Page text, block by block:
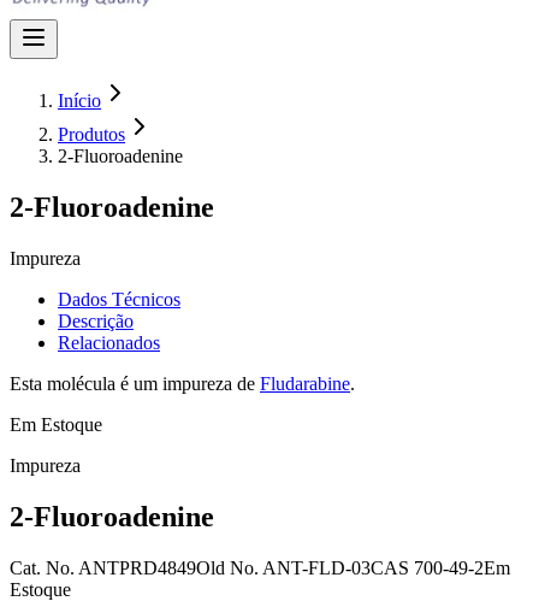
Início
Produtos
2-Fluoroadenine
2-Fluoroadenine
Impureza
Dados Técnicos
Descrição
Relacionados
Esta molécula é um impureza de Fludarabine.
Em Estoque
Impureza
2-Fluoroadenine
Cat. No. ANTPRD4849Old No. ANT-FLD-03CAS 700-49-2Em
Estoque